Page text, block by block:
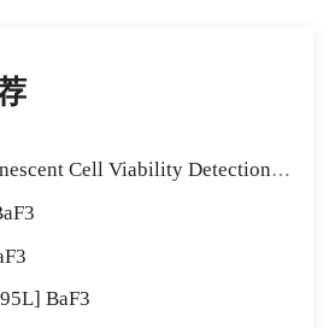
Cell Viability Detection Kit
BaF3